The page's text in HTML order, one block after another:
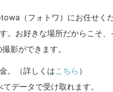
（フォトワ）にお任せくだ
。お好きな場所だからこそ
影ができます。
。（詳しくはこちら ）
データで受け取れます。